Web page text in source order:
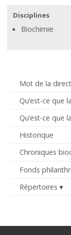
Mot de la
Qu’est-ce que
Qu’est-ce que
Historique
Chroniques
Fonds
Répertoires
Disciplines
Biochimie